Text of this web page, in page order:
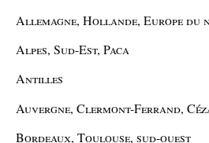
Allemagne, Hollande, Europe du
Alpes, Sud-Est, Paca
Antilles
Auvergne, Clermont-Ferrand,
Bordeaux, Toulouse, sud-ouest